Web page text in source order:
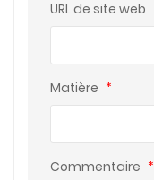
URL de site web
Matière *
Commentaire *